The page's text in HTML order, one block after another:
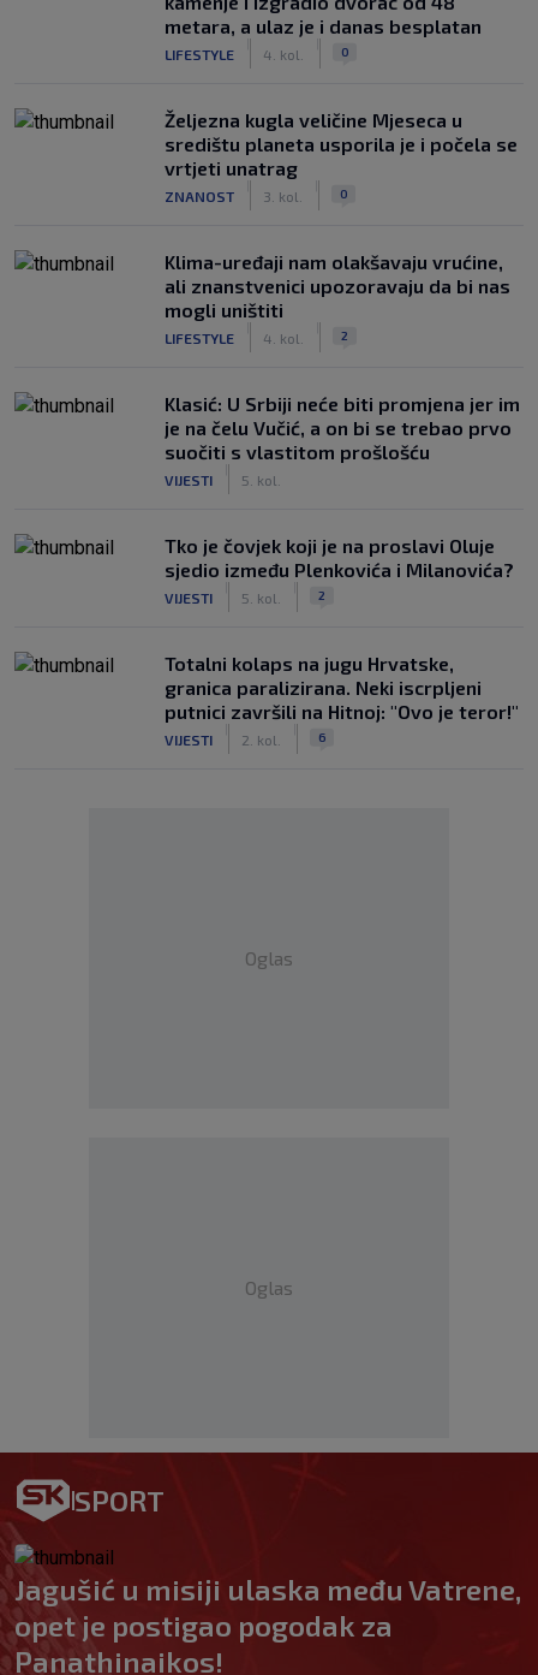
metara, a ulaz je i danas besplatan
LIFESTYLE 4. kol. 0
Željezna kugla veličine Mjeseca u
središtu planeta usporila je i počela se
vrtjeti unatrag
ZNANOST 3. kol. 0
Klima-uređaji nam olakšavaju vrućine,
ali znanstvenici upozoravaju da bi nas
mogli uništiti
LIFESTYLE 4. kol. 2
Klasić: U Srbiji neće biti promjena jer im
je na čelu Vučić, a on bi se trebao prvo
suočiti s vlastitom prošlošću
VIJESTI 5. kol.
Tko je čovjek koji je na proslavi Oluje
sjedio između Plenkovića i Milanovića?
VIJESTI 5. kol. 2
Totalni kolaps na jugu Hrvatske,
granica paralizirana. Neki iscrpljeni
putnici završili na Hitnoj: "Ovo je teror!"
VIJESTI 2. kol. 6
Oglas
Oglas
SPORT
Jagušić u misiji ulaska među Vatrene,
opet je postigao pogodak za
Panathinaikos!